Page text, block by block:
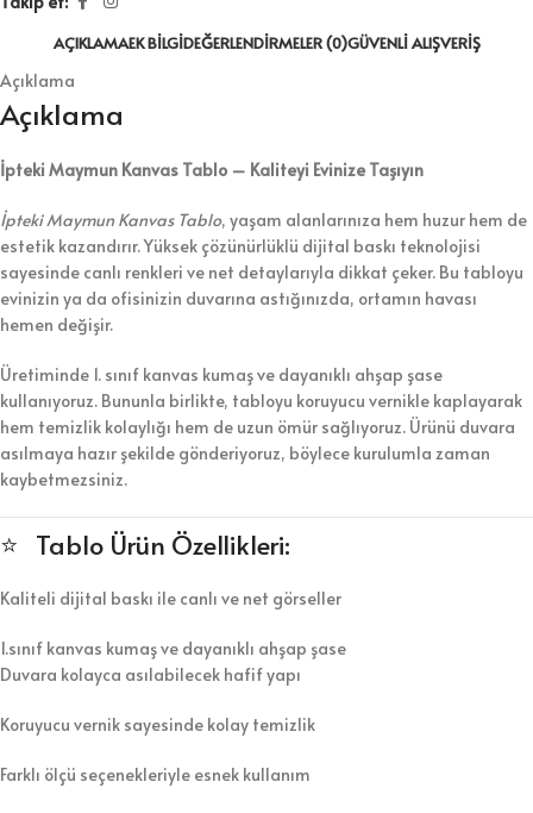
AÇIKLAMAEK BILGIDEĞERLENDIRMELER (0)GÜVENLI ALIŞVERIŞ
Açıklama
Açıklama
İpteki Maymun Kanvas Tablo – Kaliteyi Evinize Taşıyın
İpteki Maymun Kanvas Tablo, yaşam alanlarınıza hem huzur hem de
estetik kazandırır. Yüksek çözünürlüklü dijital baskı teknolojisi
sayesinde canlı renkleri ve net detaylarıyla dikkat çeker. Bu tabloyu
evinizin ya da ofisinizin duvarına astığınızda, ortamın havası
hemen değişir.
Üretiminde 1. sınıf kanvas kumaş ve dayanıklı ahşap şase
kullanıyoruz. Bununla birlikte, tabloyu koruyucu vernikle kaplayarak
hem temizlik kolaylığı hem de uzun ömür sağlıyoruz. Ürünü duvara
asılmaya hazır şekilde gönderiyoruz, böylece kurulumla zaman
kaybetmezsiniz.
⭐ Tablo Ürün Özellikleri:
Kaliteli dijital baskı ile canlı ve net görseller
1.sınıf kanvas kumaş ve dayanıklı ahşap şase
Duvara kolayca asılabilecek hafif yapı
Koruyucu vernik sayesinde kolay temizlik
Farklı ölçü seçenekleriyle esnek kullanım